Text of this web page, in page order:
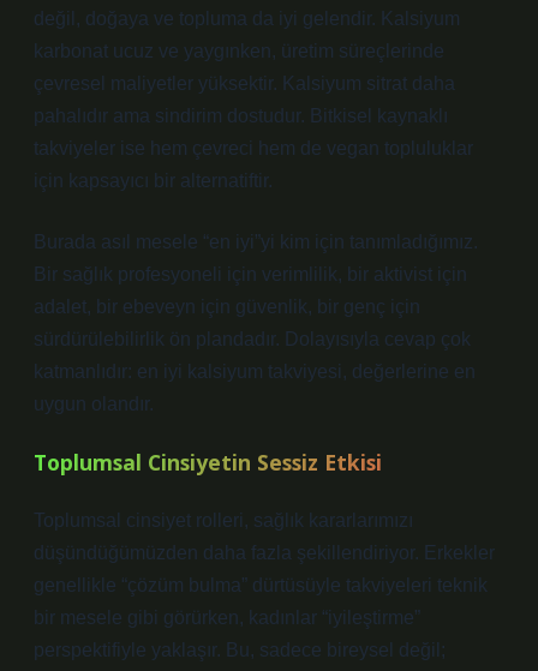
değil, doğaya ve topluma da iyi gelendir. Kalsiyum
karbonat ucuz ve yaygınken, üretim süreçlerinde
çevresel maliyetler yüksektir. Kalsiyum sitrat daha
pahalıdır ama sindirim dostudur. Bitkisel kaynaklı
takviyeler ise hem çevreci hem de vegan topluluklar
için kapsayıcı bir alternatiftir.
Burada asıl mesele “en iyi”yi kim için tanımladığımız.
Bir sağlık profesyoneli için verimlilik, bir aktivist için
adalet, bir ebeveyn için güvenlik, bir genç için
sürdürülebilirlik ön plandadır. Dolayısıyla cevap çok
katmanlıdır: en iyi kalsiyum takviyesi, değerlerine en
uygun olandır.
Toplumsal Cinsiyetin Sessiz Etkisi
Toplumsal cinsiyet rolleri, sağlık kararlarımızı
düşündüğümüzden daha fazla şekillendiriyor. Erkekler
genellikle “çözüm bulma” dürtüsüyle takviyeleri teknik
bir mesele gibi görürken, kadınlar “iyileştirme”
perspektifiyle yaklaşır. Bu, sadece bireysel değil;